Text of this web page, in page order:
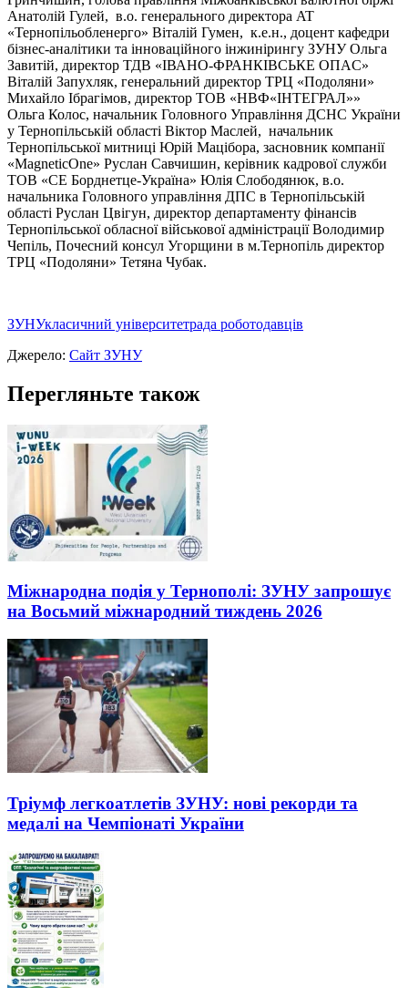
Анатолій Гулей, в.о. генерального директора AT
«Тернопільобленерго» Віталій Гумен, к.е.н., доцент кафедри
бізнес-аналітики та інноваційного інжинірингу ЗУНУ Ольга
Завитій, директор ТДВ «ІВАНО-ФРАНКІВСЬКЕ OПAC»
Віталій Запухляк, генеральний директор ТРЦ «Подоляни»
Михайло Ібрагімов, директор ТОВ «НВФ«ІНТЕГРАЛ»»
Ольга Колос, начальник Головного Управління ДСНС України
у Тернопільській області Віктор Маслей, начальник
Тернопільської митниці Юрій Мацібора, засновник компанії
«MagneticOne» Руслан Савчишин, керівник кадрової служби
ТОВ «СЕ Борднетце-Україна» Юлія Слободянюк, в.о.
начальника Головного управління ДПС в Тернопільській
області Руслан Цвігун, директор департаменту фінансів
Тернопільської обласної військової адміністрації Володимир
Чепіль, Почесний консул Угорщини в м.Тернопіль директор
ТРЦ «Подоляни» Тетяна Чубак.
ЗУНУкласичний університетрада роботодавців
Джерело: Сайт ЗУНУ
Перегляньте також
Міжнародна подія у Тернополі: ЗУНУ запрошує
на Восьмий міжнародний тиждень 2026
Тріумф легкоатлетів ЗУНУ: нові рекорди та
медалі на Чемпіонаті України